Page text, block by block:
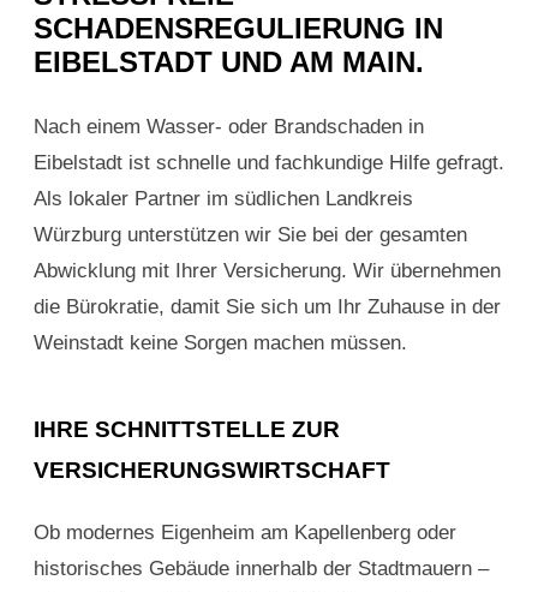
SCHADENSREGULIERUNG IN
EIBELSTADT UND AM MAIN.
Nach einem Wasser- oder Brandschaden in
Eibelstadt ist schnelle und fachkundige Hilfe gefragt.
Als lokaler Partner im südlichen Landkreis
Würzburg unterstützen wir Sie bei der gesamten
Abwicklung mit Ihrer Versicherung. Wir übernehmen
die Bürokratie, damit Sie sich um Ihr Zuhause in der
Weinstadt keine Sorgen machen müssen.
IHRE SCHNITTSTELLE ZUR
VERSICHERUNGSWIRTSCHAFT
Ob modernes Eigenheim am Kapellenberg oder
historisches Gebäude innerhalb der Stadtmauern –